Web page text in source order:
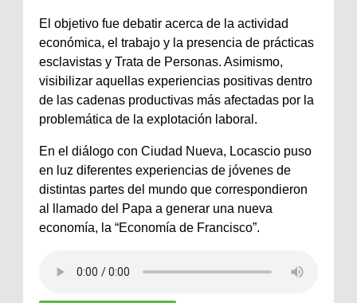
El objetivo fue debatir acerca de la actividad
económica, el trabajo y la presencia de prácticas
esclavistas y Trata de Personas. Asimismo,
visibilizar aquellas experiencias positivas dentro
de las cadenas productivas más afectadas por la
problemática de la explotación laboral.
En el diálogo con Ciudad Nueva, Locascio puso
en luz diferentes experiencias de jóvenes de
distintas partes del mundo que correspondieron
al llamado del Papa a generar una nueva
economía, la “Economía de Francisco”.